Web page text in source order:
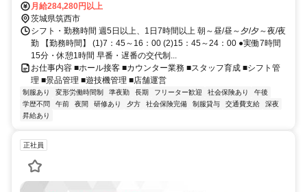
分 ◆ 水戸線 川島駅 車 10分 ◆ 水戸線 下館駅 車 13分 ◆ 関東鉄道常
総線 下館駅 車 13分
月給284,280円以上
茨城県筑西市
シフト・勤務時間 週5日以上、1日7時間以上 朝～昼/昼～夕/夕～夜/夜
勤 【勤務時間】 (1)7：45～16：00 (2)15：45～24：00 ●実働7時間
15分・休憩1時間 早番・遅番の交代制...
お仕事内容 ■ホール接客 ■カウンター業務 ■スタッフ育成 ■シフト管
理 ■景品管理 ■遊技機管理 ■店舗運営
制服あり 変形労働時間制 準夜勤 長期 フリーター歓迎 社会保険あり
午後
学歴不問
午前 夜間 研修あり 夕方 社会保険完備 制服貸与 交通費支給
深夜
昇給あり
正社員